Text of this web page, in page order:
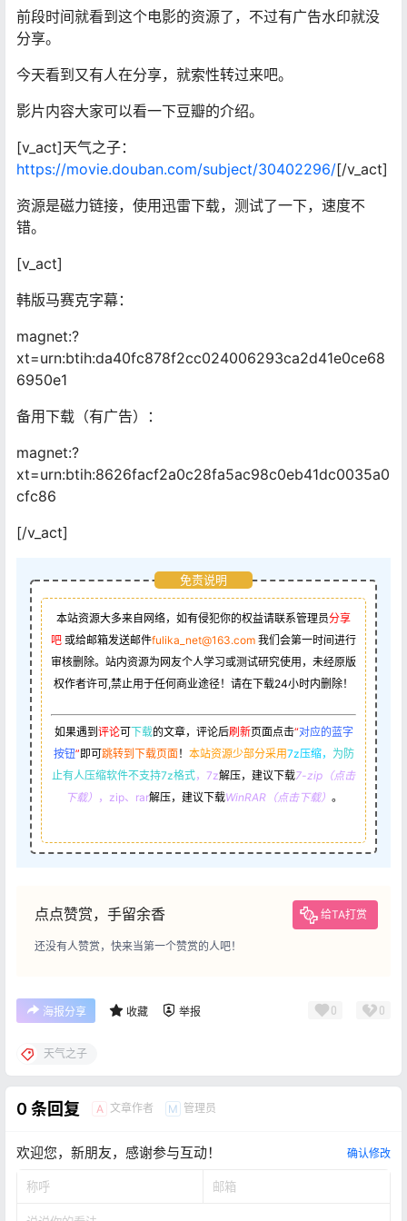
前段时间就看到这个电影的资源了，不过有广告水印就没
分享。
今天看到又有人在分享，就索性转过来吧。
影片内容大家可以看一下豆瓣的介绍。
[v_act]天气之子：
https://movie.douban.com/subject/30402296/[/v_act]
资源是磁力链接，使用迅雷下载，测试了一下，速度不
错。
[v_act]
韩版马赛克字幕：
magnet:?
xt=urn:btih:da40fc878f2cc024006293ca2d41e0ce68
6950e1
备用下载（有广告）：
magnet:?
xt=urn:btih:8626facf2a0c28fa5ac98c0eb41dc0035a0
cfc86
[/v_act]
免责说明
本站资源大多来自网络，如有侵犯你的权益请联系管理员分享
吧 或给邮箱发送邮件fulika_net@163.com 我们会第一时间进行
审核删除。站内资源为网友个人学习或测试研究使用，未经原版
权作者许可,禁止用于任何商业途径！请在下载24小时内删除！
如果遇到评论可下载的文章，评论后刷新页面点击“对应的蓝字
按钮”即可跳转到下载页面！ 本站资源少部分采用7z压缩， 为防
止有人压缩软件不支持7z格式，7z解压，建议下载7-zip（点击
下载） ，zip、rar解压，建议下载WinRAR（点击下载） 。
点点赞赏，手留余香 给TA打赏
还没有人赞赏，快来当第一个赞赏的人吧！
海报分享 收藏 举报 0 0
天气之子
0 条回复 A 文章作者 M 管理员
欢迎您，新朋友，感谢参与互动！ 确认修改